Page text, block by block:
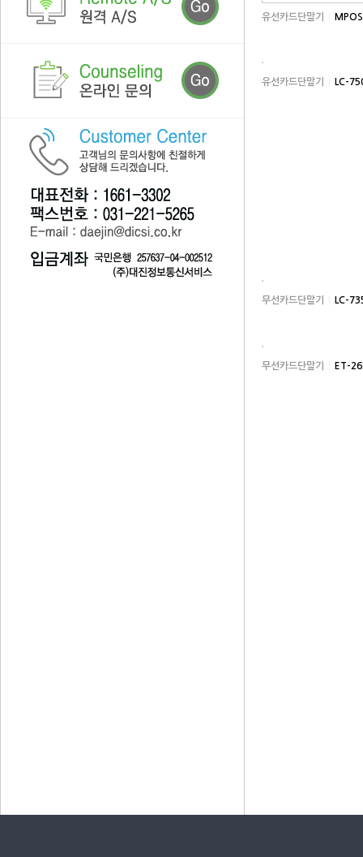
유선카드단말기
유선카드단말기 LC-
무선카드단말기 LC-
무선카드단말기 ET-